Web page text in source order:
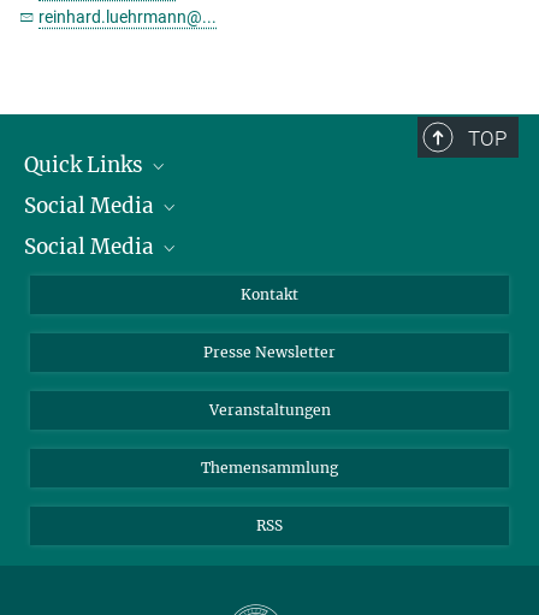
reinhard.luehrmann@...
TOP
Quick Links
Präsident
Zahlen und Fakten
Meldestelle Fehlverhalten
Social Media
Bluesky
TikTok
Social Media
Instagram
YouTube
Kontakt
Presse Newsletter
Veranstaltungen
Themensammlung
RSS